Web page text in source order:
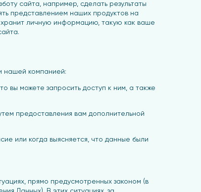
сайта, например, сделать результаты
представлением наших продуктов на
хранит личную информацию, такую как ваше
нашей компанией:
вы можете запросить доступ к ним, а также
предоставления вам дополнительной
или когда выясняется, что данные были
прямо предусмотренных законом (в